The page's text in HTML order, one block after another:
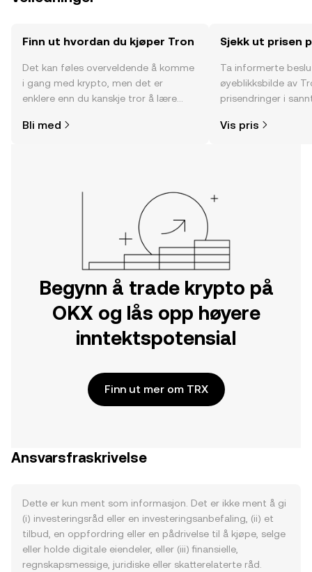
Finn ut hvordan du kjøper Tron
Det kan føles overveldende å komme
i gang med krypto, men det er
enklere enn du kanskje tror å lære
Kom i gang med reisen din på OKX-
Bli med
Sjekk ut prisen
Ta informerte
øyeblikksbilde av
prisendringer i
Vis pris
Begynn å trade krypto på
OKX og lås opp høyere
inntektspotensial
Finn ut mer om TRX
Ansvarsfraskrivelse
Dette er kun ment som informasjon. Det er ikke ment å gi
(i) investeringsråd eller en investeringsanbefaling, (ii) et
tilbud, en oppfordring eller en pådrivelse til å kjøpe, selge
eller holde digitale eiendeler, eller (iii) finansielle,
regnskapsmessige, juridiske eller skatterelaterte råd.